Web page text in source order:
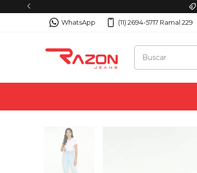
WhatsApp (11) 2694-5717 Ramal 229